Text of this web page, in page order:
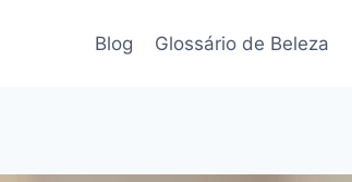
Blog Glossário de Beleza